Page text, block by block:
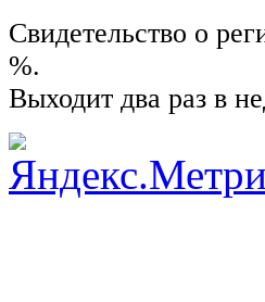
Свидетельство о
%.
Выходит два раз в